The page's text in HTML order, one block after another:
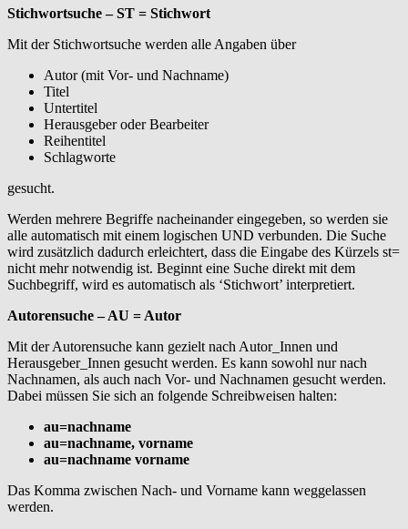
Stichwortsuche – ST = Stichwort
Mit der Stichwortsuche werden alle Angaben über
Autor (mit Vor- und Nachname)
Titel
Untertitel
Herausgeber oder Bearbeiter
Reihentitel
Schlagworte
gesucht.
Werden mehrere Begriffe nacheinander eingegeben, so werden sie
alle automatisch mit einem logischen UND verbunden. Die Suche
wird zusätzlich dadurch erleichtert, dass die Eingabe des Kürzels st=
nicht mehr notwendig ist. Beginnt eine Suche direkt mit dem
Suchbegriff, wird es automatisch als ‘Stichwort’ interpretiert.
Autorensuche – AU = Autor
Mit der Autorensuche kann gezielt nach Autor_Innen und
Herausgeber_Innen gesucht werden. Es kann sowohl nur nach
Nachnamen, als auch nach Vor- und Nachnamen gesucht werden.
Dabei müssen Sie sich an folgende Schreibweisen halten:
au=nachname
au=nachname, vorname
au=nachname vorname
Das Komma zwischen Nach- und Vorname kann weggelassen
werden.